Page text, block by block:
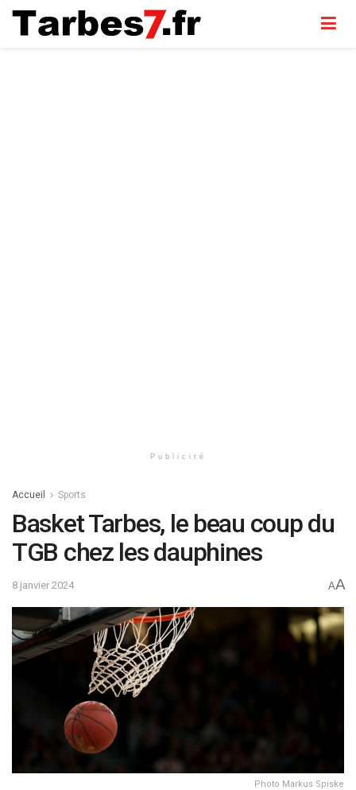
Publicité
Accueil Sports
Basket Tarbes, le beau coup du
TGB chez les dauphines
8 janvier 2024 AA
Photo Markus Spiske